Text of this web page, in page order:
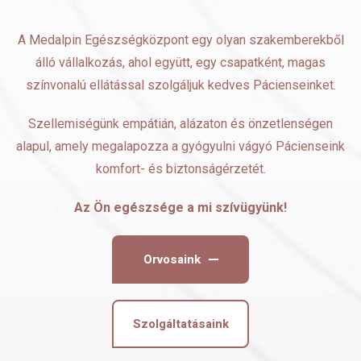
A Medalpin Egészségközpont egy olyan szakemberekből
álló vállalkozás, ahol együtt, egy csapatként, magas
színvonalú ellátással szolgáljuk kedves Pácienseinket.
Szellemiségünk empátián, alázaton és önzetlenségen
alapul, amely megalapozza a gyógyulni vágyó Pácienseink
komfort- és biztonságérzetét.
Az Ön egészsége a mi szívügyünk!
Orvosaink
Szolgáltatásaink